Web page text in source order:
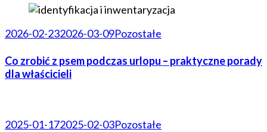
2026-02-232026-03-09Pozostałe
Co zrobić z psem podczas urlopu – praktyczne porady
dla właścicieli
2025-01-172025-02-03Pozostałe